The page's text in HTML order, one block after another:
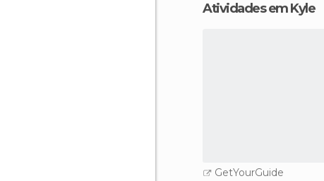
Atividades em Kyle
GetYourGuide